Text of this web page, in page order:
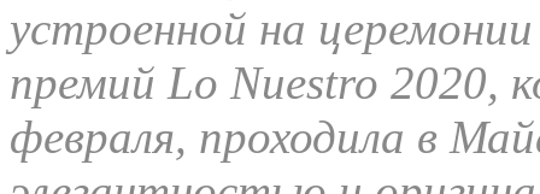
устроенной на церемонии
премий Lo Nuestro 2020,
февраля, проходила в